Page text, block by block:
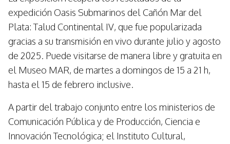
expedición Oasis Submarinos del Cañón Mar del
Plata: Talud Continental IV, que fue popularizada
gracias a su transmisión en vivo durante julio y agosto
de 2025. Puede visitarse de manera libre y gratuita en
el Museo MAR, de martes a domingos de 15 a 21 h,
hasta el 15 de febrero inclusive.
A partir del trabajo conjunto entre los ministerios de
Comunicación Pública y de Producción, Ciencia e
Innovación Tecnológica; el Instituto Cultural,